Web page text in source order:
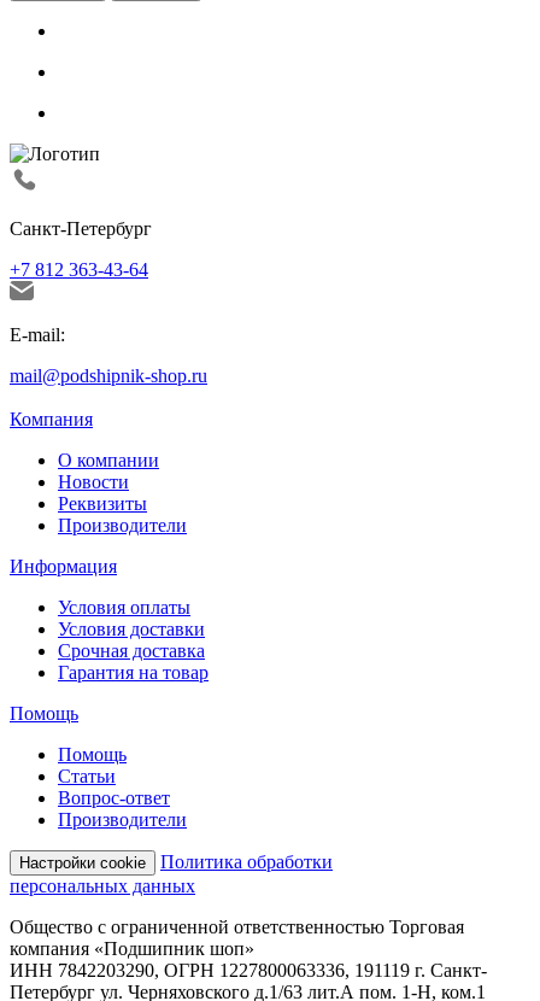
Санкт-Петербург
+7 812 363-43-64
E-mail:
mail@podshipnik-shop.ru
Компания
О компании
Новости
Реквизиты
Производители
Информация
Условия оплаты
Условия доставки
Срочная доставка
Гарантия на товар
Помощь
Помощь
Статьи
Вопрос-ответ
Производители
Настройки cookie
Политика обработки
персональных данных
Общество с ограниченной ответственностью Торговая
компания «Подшипник шоп»
ИНН 7842203290, ОГРН 1227800063336, 191119 г. Санкт-
Петербург ул. Черняховского д.1/63 лит.А пом. 1-Н, ком.1